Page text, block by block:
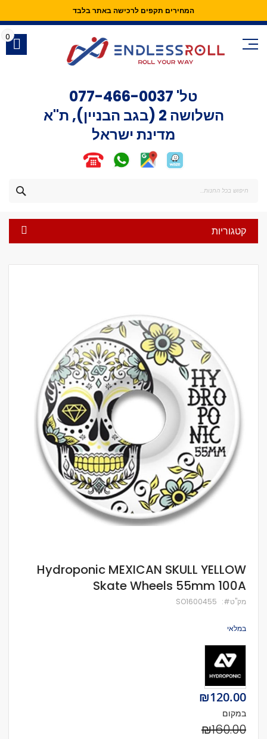
המחירים תקפים לרכישה באתר בלבד
Skip
Content
טל' 077-466-0037
השלושה 2 (בגב הבניין), ת"א
מדינת ישראל
0
קטגוריות
לדלג
להתחלה
של
תמונות
Hydroponic MEXICAN SKULL YELLOW
Skate Wheels 55mm 100A
מק''ט SO1600455
במלאי
Special
Price
₪120.00
במקום
₪160.00